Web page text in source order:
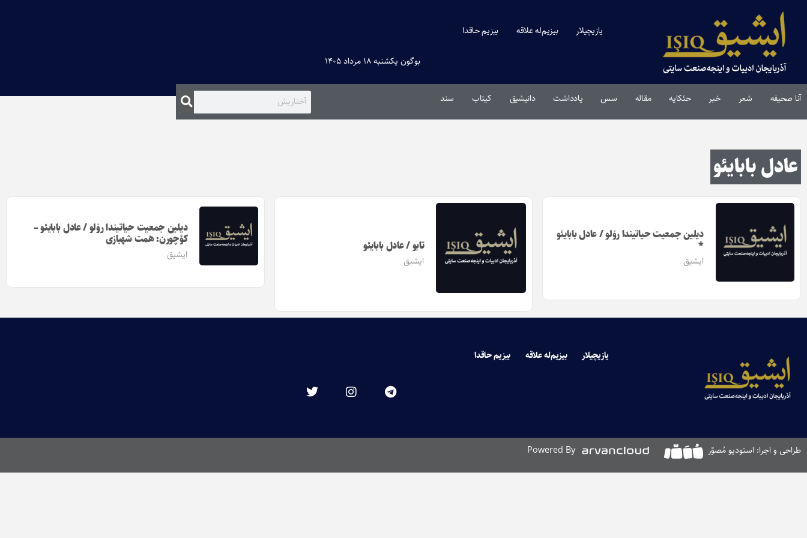
یازیچیلار بیزیم‌له علاقه بیزیم حاقدا
بوگون یکشنبه ۱۸ مرداد ۱۴۰۵
آنا صحیفه شعر خبر حئکایه مقاله‌ سس یادداشت دانیشیق کیتاب سند
عادل بابایئو
دیلین جمعیت حیاتیندا روْلو / عادل بابایئو
*
ایشیق
تابو / عادل بابایئو
ایشیق
دیلین جمعیت حیاتیندا روْلو / عادل بابایئو –
کؤچورن: همت شهبازی
ایشیق
یازیچیلار بیزیم‌له علاقه بیزیم حاقدا
طراحی و اجرا: استودیو مُصوّر Powered By